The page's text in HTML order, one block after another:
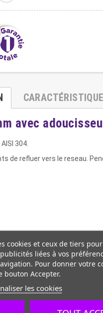
avec
304.
de refluer vers le reseau.
cookies et ceux de tiers
liées à vos
Pour donner votre
bouton Accepter.
les cookies